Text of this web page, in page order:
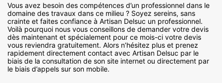
Vous avez besoin des compétences d’un professionnel dans le
domaine des travaux dans ce milieu ? Soyez sereins, sans
crainte et faites confiance à Artisan Delsuc un professionnel.
Voilà pourquoi nous vous conseillons de demander votre devis
dès maintenant et spécialement pour ce mois-ci votre devis
vous reviendra gratuitement. Alors n’hésitez plus et prenez
rapidement directement contact avec Artisan Delsuc par le
biais de la consultation de son site internet ou directement par
le biais d’appels sur son mobile.